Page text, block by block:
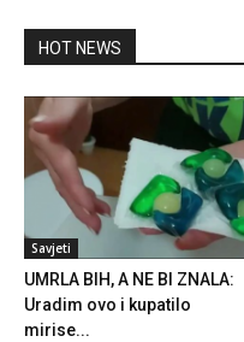
HOT NEWS
Savjeti
UMRLA BIH, A NE BI ZNALA:
Uradim ovo i kupatilo
mirise...